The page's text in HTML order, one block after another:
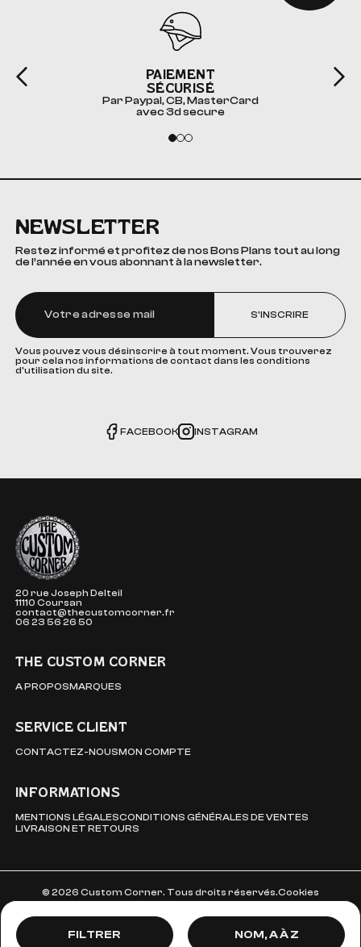
MARQUE
FILTRER NOM, A À Z
Prix, décroissant
PAIEMENT
SÉCURISÉ
Par Paypal, CB, MasterCard
avec 3d secure
NEWSLETTER
Restez informé et profitez de nos Bons Plans tout au long
de l’année en vous abonnant à la newsletter.
S'INSCRIRE
Vous pouvez vous désinscrire à tout moment. Vous trouverez
pour cela nos informations de contact dans les conditions
d'utilisation du site.
FACEBOOK INSTAGRAM
The Custom Corner
20 rue Joseph Delteil
11110 Coursan
contact@thecustomcorner.fr
06 23 56 26 50
THE CUSTOM CORNER
A PROPOSMARQUES
SERVICE CLIENT
CONTACTEZ-NOUSMON COMPTE
INFORMATIONS
MENTIONS LÉGALESCONDITIONS GÉNÉRALES DE VENTES
LIVRAISON ET RETOURS
© 2026 Custom Corner. Tous droits réservés.Cookies